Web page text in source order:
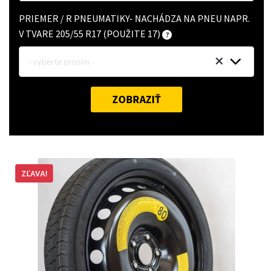
PRIEMER / R PNEUMATIKY- NACHÁDZA NA PNEU NAPR.
V TVARE 205/55 R17 (POUŽITE 17)
- vyberte prosím -
ZOBRAZIŤ
ZĽAVA!